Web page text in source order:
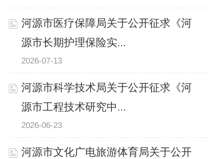
河源市医疗保障局关于公开征求《河
源市长期护理保险实...
2026-07-13
河源市科学技术局关于公开征求《河
源市工程技术研究中...
2026-06-23
河源市文化广电旅游体育局关于公开